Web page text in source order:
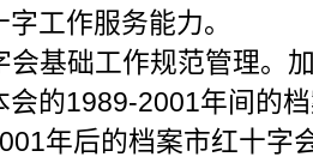
工作服务能力。
基础工作规范管理。
会的1989-2001年间的
年后的档案市红十字